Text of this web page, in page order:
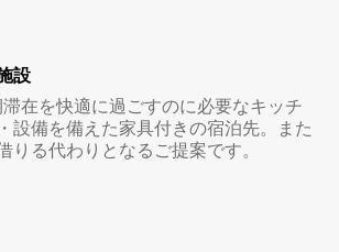
設
在を快適に過ごすのに必要なキッチ
設備を備えた家具付きの宿泊先。また
りる代わりとなるご提案です。